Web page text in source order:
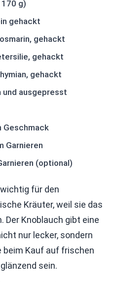
g)
gehackt
gehackt
gehackt
gehackt
und ausgepresst
Geschmack
Garnieren
(optional)
für den
Kräuter, weil sie das
Der Knoblauch gibt eine
nur lecker, sondern
beim Kauf auf frischen
sein.